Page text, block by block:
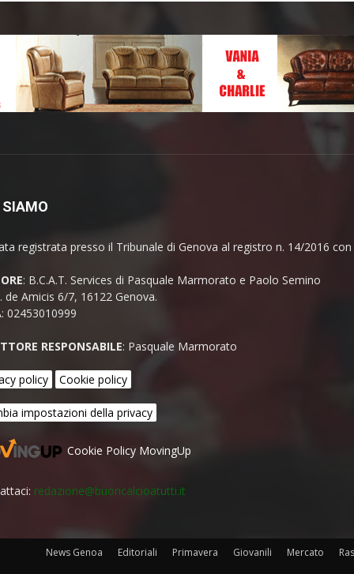
registrata presso il Tribunale di Genova al registro n. 14/2016
: B.C.A.T. Services di Pasquale Marmorato e Paolo Semino
de Amicis 6/7, 16122 Genova.
02453010999
RESPONSABILE: Pasquale Marmorato
policy Cookie policy
impostazioni della privacy
Cookie Policy MovingUp
redazione@buoncalcioatutti.it
News Genoa Editoriali Primavera Giovanili Mercato